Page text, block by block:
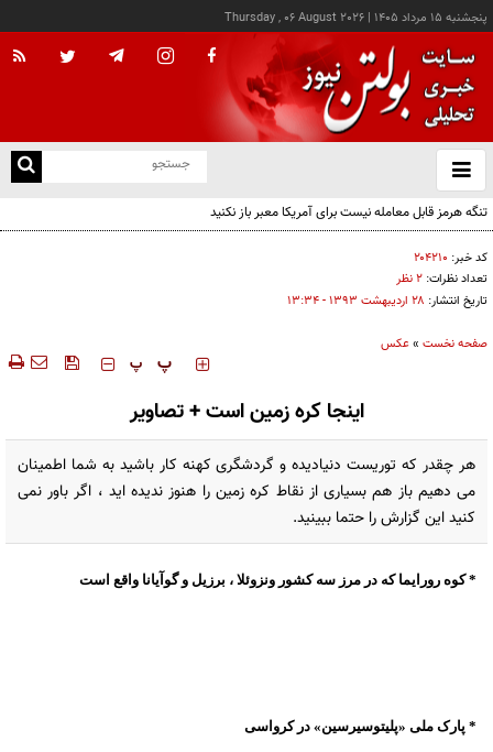
پنجشنبه ۱۵ مرداد ۱۴۰۵ |
Thursday , 06 August 2026
باز
و
تنگه هرمز قابل معامله نیست برای آمریکا معبر باز نکنید
کد خبر: ۲۰۴۲۱۰
تعداد نظرات: ۲ نظر
تاریخ انتشار: ۲۸ ارديبهشت ۱۳۹۳ - ۱۳:۳۴
صفحه نخست »عکس
‍‍‍ پ پ
اینجا کره زمین است + تصاویر
هر چقدر که توریست دنیادیده و گردشگری کهنه کار باشید به شما اطمینان
می دهیم باز هم بسیاری از نقاط کره زمین را هنوز ندیده اید ، اگر باور نمی
کنید این گزارش را حتما ببینید.
* کوه رورایما که در مرز سه کشور ونزوئلا ، برزیل و گوآیانا واقع است
* پارک ملی «پلیتوسیرسین» در کرواسی